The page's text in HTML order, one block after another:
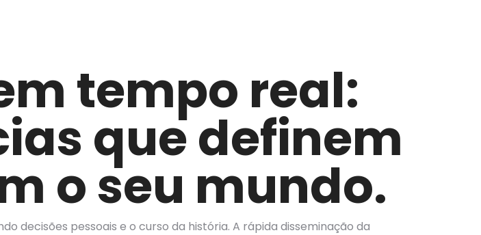
tempo real:
que definem
o seu mundo.
decisões pessoais e o curso da história. A rápida disseminação da